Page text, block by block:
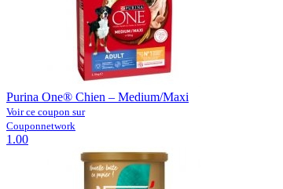
Purina One® Chien – Medium/Maxi
Voir ce coupon sur
Couponnetwork
1.00